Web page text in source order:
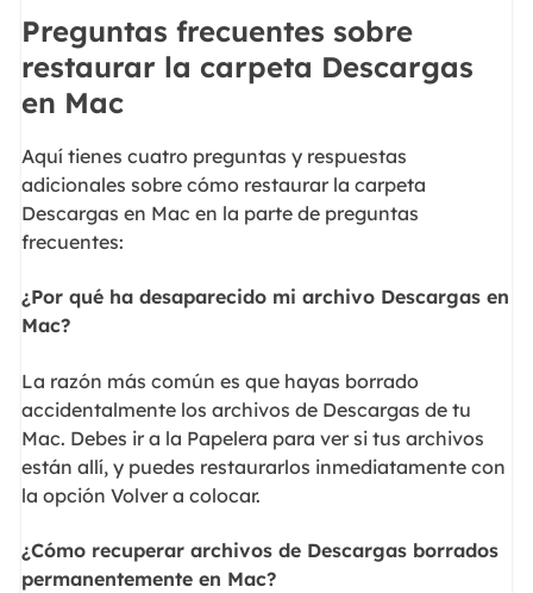
Preguntas frecuentes sobre
restaurar la carpeta Descargas
en Mac
Aquí tienes cuatro preguntas y respuestas
adicionales sobre cómo restaurar la carpeta
Descargas en Mac en la parte de preguntas
frecuentes:
¿Por qué ha desaparecido mi archivo Descargas en
Mac?
La razón más común es que hayas borrado
accidentalmente los archivos de Descargas de tu
Mac. Debes ir a la Papelera para ver si tus archivos
están allí, y puedes restaurarlos inmediatamente con
la opción Volver a colocar.
¿Cómo recuperar archivos de Descargas borrados
permanentemente en Mac?